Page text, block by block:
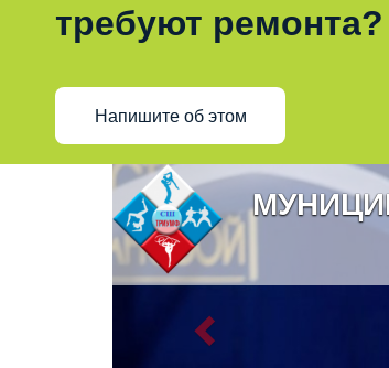
требуют ремонта?
Напишите об этом